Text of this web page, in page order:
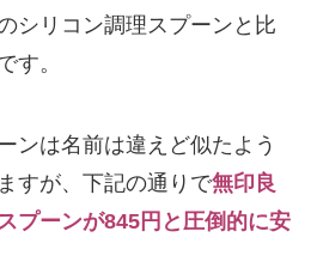
シリコン調理スプーンと比
す。
ンは名前は違えど似たよう
すが、下記の通りで無印良
プーンが845円と圧倒的に安